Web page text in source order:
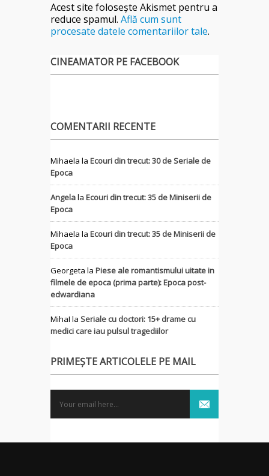
Acest site folosește Akismet pentru a
reduce spamul. Află cum sunt
procesate datele comentariilor tale.
CINEAMATOR PE FACEBOOK
COMENTARII RECENTE
Mihaela la Ecouri din trecut: 30 de Seriale de
Epoca
Angelala Ecouri din trecut: 35 de Miniserii de
Epoca
Mihaela la Ecouri din trecut: 35 de Miniserii de
Epoca
Georgeta la Piese ale romantismului uitate in
filmele de epoca (prima parte): Epoca post-
edwardiana
MihaI la Seriale cu doctori: 15+ drame cu
medici care iau pulsul tragediilor
PRIMEȘTE ARTICOLELE PE MAIL